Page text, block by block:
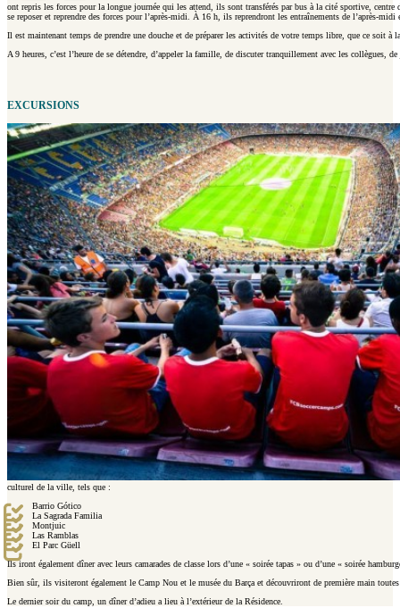
ont repris les forces pour la longue journée qui les attend, ils sont transférés par bus à la cité sportive,
se reposer et reprendre des forces pour l’après-midi. À 16 h, ils reprendront les entraînements de l’après-
Il est maintenant temps de prendre une douche et de préparer les activités de votre temps libre, que ce soit
A 9 heures, c’est l’heure de se détendre, d’appeler la famille, de discuter tranquillement avec les collègues,
EXCURSIONS
culturel de la ville, tels que :
Barrio Gótico
La Sagrada Familia
Montjuic
Las Ramblas
El Parc Güell
Ils iront également dîner avec leurs camarades de classe lors d’une « soirée tapas » ou d’une « soirée
Bien sûr, ils visiteront également le Camp Nou et le musée du Barça et découvriront de première main
Le dernier soir du camp, un dîner d’adieu a lieu à l’extérieur de la Résidence.